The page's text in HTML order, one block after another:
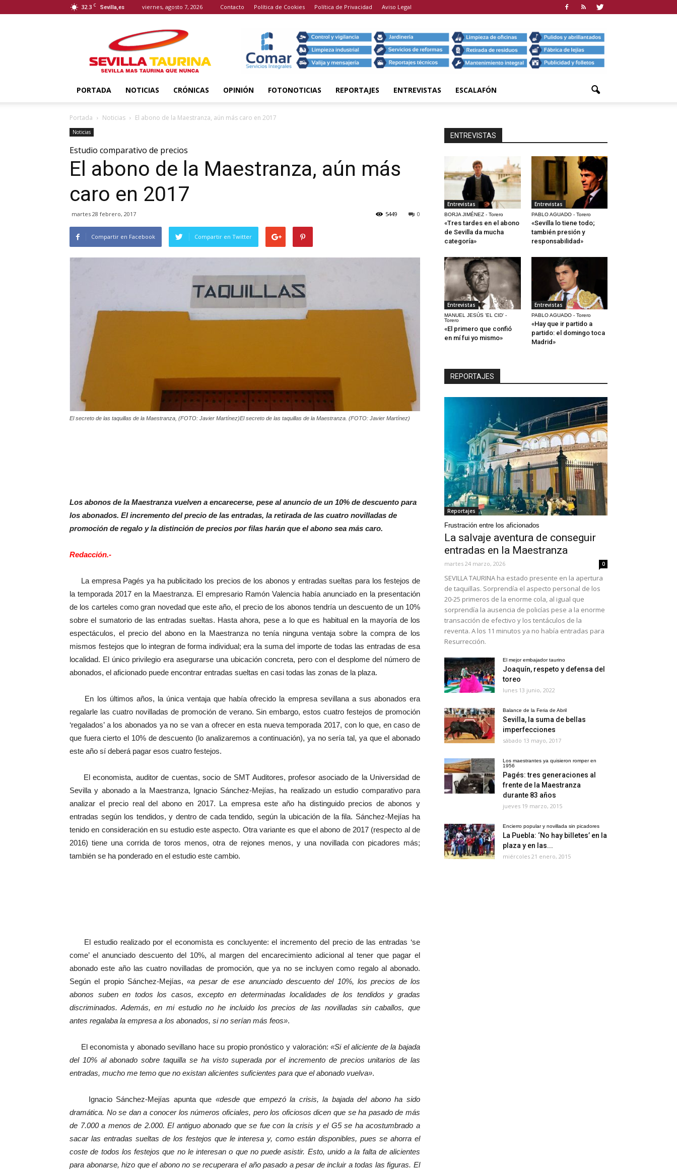
32.3 C Sevilla,es viernes, agosto 7, 2026 Contacto Política de Cookies Política de Privacidad Aviso Legal
Taurina
PORTADA NOTICIAS CRÓNICAS OPINIÓN FOTONOTICIAS REPORTAJES ENTREVISTAS ESCALAFÓN
Portada Noticias El abono de la Maestranza, aún más caro en 2017
Noticias
Estudio comparativo de precios
El abono de la Maestranza, aún más
caro en 2017
martes 28 febrero, 2017 0
5449
Compartir en Facebook Compartir en Twitter
El secreto de las taquillas de la Maestranza, (FOTO: Javier Martínez)El secreto de las taquillas de la Maestranza. (FOTO: Javier Martínez)
Los abonos de la Maestranza vuelven a encarecerse, pese al anuncio de un 10% de descuento para
los abonados. El incremento del precio de las entradas, la retirada de las cuatro novilladas de
promoción de regalo y la distinción de precios por filas harán que el abono sea más caro.
Redacción.-
La empresa Pagés ya ha publicitado los precios de los abonos y entradas sueltas para los festejos de
la temporada 2017 en la Maestranza. El empresario Ramón Valencia había anunciado en la presentación
de los carteles como gran novedad que este año, el precio de los abonos tendría un descuento de un 10%
sobre el sumatorio de las entradas sueltas. Hasta ahora, pese a lo que es habitual en la mayoría de los
espectáculos, el precio del abono en la Maestranza no tenía ninguna ventaja sobre la compra de los
mismos festejos que lo integran de forma individual; era la suma del importe de todas las entradas de esa
localidad. El único privilegio era asegurarse una ubicación concreta, pero con el desplome del número de
abonados, el aficionado puede encontrar entradas sueltas en casi todas las zonas de la plaza.
En los últimos años, la única ventaja que había ofrecido la empresa sevillana a sus abonados era
regalarle las cuatro novilladas de promoción de verano. Sin embargo, estos cuatro festejos de promoción
‘regalados’ a los abonados ya no se van a ofrecer en esta nueva temporada 2017, con lo que, en caso de
que fuera cierto el 10% de descuento (lo analizaremos a continuación), ya no sería tal, ya que el abonado
este año sí deberá pagar esos cuatro festejos.
El economista, auditor de cuentas, socio de SMT Auditores, profesor asociado de la Universidad de
Sevilla y abonado a la Maestranza, Ignacio Sánchez-Mejías, ha realizado un estudio comparativo para
analizar el precio real del abono en 2017. La empresa este año ha distinguido precios de abonos y
entradas según los tendidos, y dentro de cada tendido, según la ubicación de la fila. Sánchez-Mejías ha
tenido en consideración en su estudio este aspecto. Otra variante es que el abono de 2017 (respecto al de
2016) tiene una corrida de toros menos, otra de rejones menos, y una novillada con picadores más;
también se ha ponderado en el estudio este cambio.
El estudio realizado por el economista es concluyente: el incremento del precio de las entradas ‘se
come’ el anunciado descuento del 10%, al margen del encarecimiento adicional al tener que pagar el
abonado este año las cuatro novilladas de promoción, que ya no se incluyen como regalo al abonado.
Según el propio Sánchez-Mejías,«a pesar de ese anunciado descuento del 10%, los precios de los
abonos suben en todos los casos, excepto en determinadas localidades de los tendidos y gradas
discriminados. Además, en mi estudio no he incluido los precios de las novilladas sin caballos, que
antes regalaba la empresa a los abonados, si no serían más feos».
El economista y abonado sevillano hace su propio pronóstico y valoración:«Si el aliciente de la bajada
del 10% al abonado sobre taquilla se ha visto superada por el incremento de precios unitarios de las
entradas, mucho me temo que no existan alicientes suficientes para que el abonado vuelva».
Ignacio Sánchez-Mejías apunta que «desde que empezó la crisis, la bajada del abono ha sido
dramática. No se dan a conocer los números oficiales, pero los oficiosos dicen que se ha pasado de más
de 7.000 a menos de 2.000. El antiguo abonado que se fue con la crisis y el G5 se ha acostumbrado a
sacar las entradas sueltas de los festejos que le interesa y, como están disponibles, pues se ahorra el
coste de todos los festejos que no le interesan o que no puede asistir. Esto, unido a la falta de alicientes
para abonarse, hizo que el abono no se recuperara el año pasado a pesar de incluir a todas las figuras. El
ENTREVISTAS
Entrevistas
BORJA JIMÉNEZ - Torero
«Tres tardes en el abono
de Sevilla da mucha
categoría»
Entrevistas
PABLO AGUADO - Torero
«Sevilla lo tiene todo;
también presión y
responsabilidad»
Entrevistas
MANUEL JESÚS 'EL CID' -
Torero
«El primero que confió
en mí fui yo mismo»
Entrevistas
PABLO AGUADO - Torero
«Hay que ir partido a
partido: el domingo toca
Madrid»
REPORTAJES
Reportajes
Frustración entre los aficionados
La salvaje aventura de conseguir
entradas en la Maestranza
martes 24 marzo, 2026 0
SEVILLA TAURINA ha estado presente en la apertura
de taquillas. Sorprendía el aspecto personal de los
20-25 primeros de la enorme cola, al igual que
sorprendía la ausencia de policías pese a la enorme
transacción de efectivo y los tentáculos de la
reventa. A los 11 minutos ya no había entradas para
Resurrección.
El mejor embajador taurino
Joaquín, respeto y defensa del
toreo
lunes 13 junio, 2022
Balance de la Feria de Abril
Sevilla, la suma de bellas
imperfecciones
sábado 13 mayo, 2017
Los maestrantes ya quisieron romper en
1956
Pagés: tres generaciones al
frente de la Maestranza
durante 83 años
jueves 19 marzo, 2015
Encierro popular y novillada sin picadores
La Puebla: ‘No hay billetes’ en la
plaza y en las...
miércoles 21 enero, 2015